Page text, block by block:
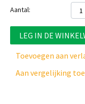
Aantal:
LEG IN DE
Toevoegen aan
Aan vergelijking